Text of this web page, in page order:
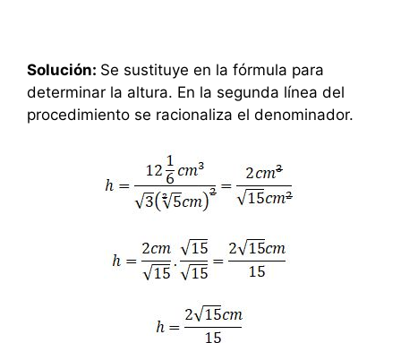
Solución: Se sustituye en la fórmula para
determinar la altura. En la segunda línea del
procedimiento se racionaliza el denominador.